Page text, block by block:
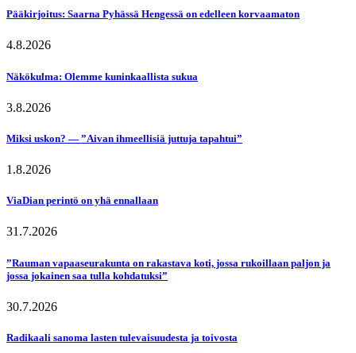
Pääkirjoitus: Saarna Pyhässä Hengessä on edelleen korvaamaton
4.8.2026
Näkökulma: Olemme kuninkaallista sukua
3.8.2026
Miksi uskon? — ”Aivan ihmeellisiä juttuja tapahtui”
1.8.2026
ViaDian perintö on yhä ennallaan
31.7.2026
”Rauman vapaaseurakunta on rakastava koti, jossa rukoillaan paljon ja
jossa jokainen saa tulla kohdatuksi”
30.7.2026
Radikaali sanoma lasten tulevaisuudesta ja toivosta